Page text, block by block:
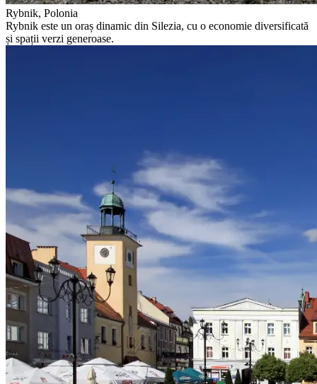
Rybnik, Polonia
Rybnik este un oraș dinamic din Silezia, cu o economie diversificată
și spații verzi generoase.